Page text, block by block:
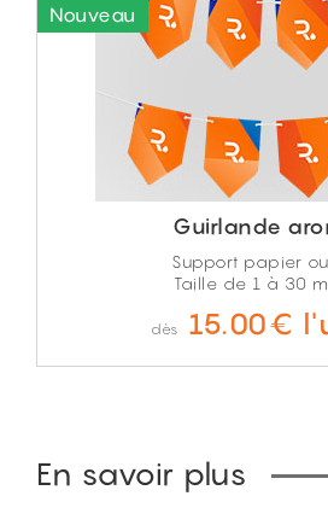
Guirlande
Support papier ou
Taille de 1 à 30
dès 15.00€
En savoir plus